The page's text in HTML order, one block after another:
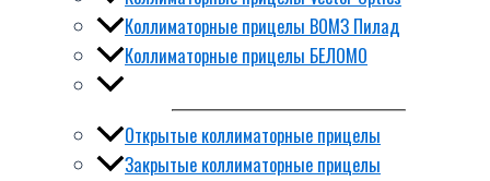
Коллиматорные прицелы ВОМЗ Пилад
Коллиматорные прицелы БЕЛОМО
Открытые коллиматорные прицелы
Закрытые коллиматорные прицелы